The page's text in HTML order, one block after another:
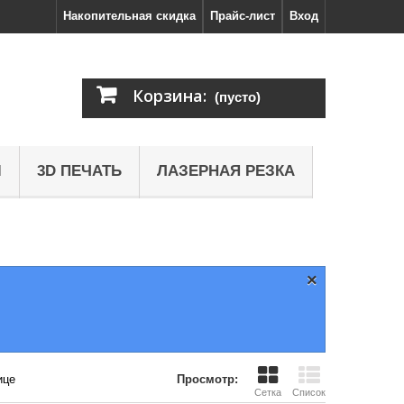
Вход
Прайс-лист
Накопительная скидка
Корзина: (пусто)
3D ПЕЧАТЬ ЛАЗЕРНАЯ РЕЗКА
×
Просмотр:
Сетка Список